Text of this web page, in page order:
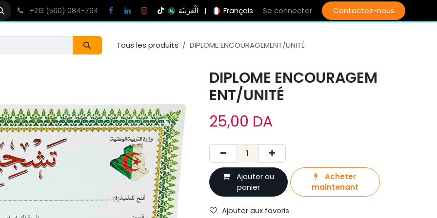
+213 (560) 084-764 الْعَرَبيّة | Français Se connecter Contactez-nous
Tous les produits DIPLOME ENCOURAGEMENT/UNITÉ
DIPLOME ENCOURAGEM
ENT/UNITÉ
25,00 DA
Ajouter au
panier
Acheter
maintenant
Ajouter aux favoris